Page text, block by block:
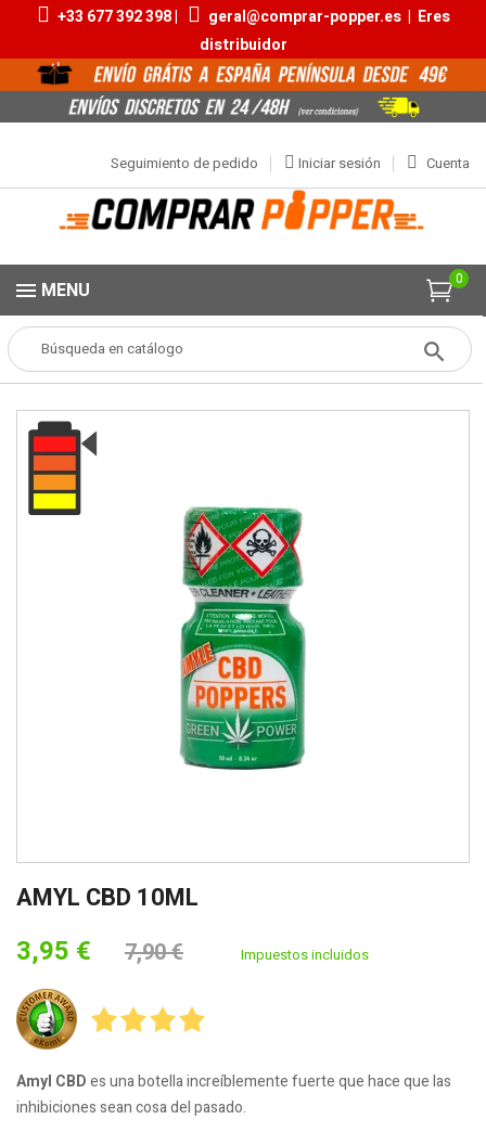
+33 677 392 398 | geral@comprar-popper.es| Eres
distribuidor
Cuenta
Iniciar sesión
Seguimiento de pedido
0
MENU
Popper Aromas Pequeños
AMYL CBD 10ML
3,95 € 7,90 € Impuestos incluidos
Amyl CBDes una botella increíblemente fuerte que hace que las
inhibiciones sean cosa del pasado.